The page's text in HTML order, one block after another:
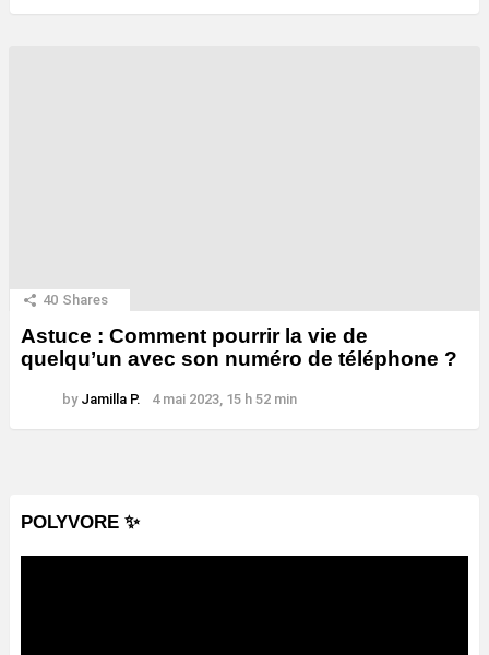
40 Shares
Astuce : Comment pourrir la vie de
quelqu’un avec son numéro de téléphone ?
by Jamilla P. 4 mai 2023, 15 h 52 min
POLYVORE ✨